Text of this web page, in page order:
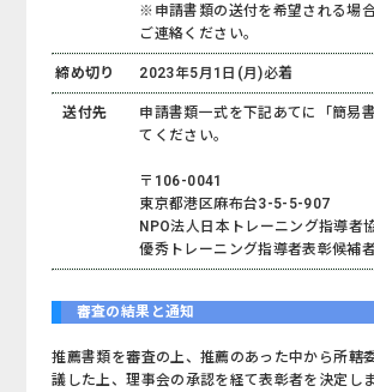
※申請書類の送付を希望される場
ご連絡ください。
締め切り 2023年5月1日(月)必着
送付先
申請書類一式を下記あてに「簡易
てください。
〒106-0041
東京都港区麻布台3-5-5-907
NPO法人日本トレーニング指導者
優秀トレーニング指導者表彰候補
審査の結果と通知
推薦書類を審査の上、推薦のあった中から所轄
議した上、理事会の承認を経て表彰者を決定し